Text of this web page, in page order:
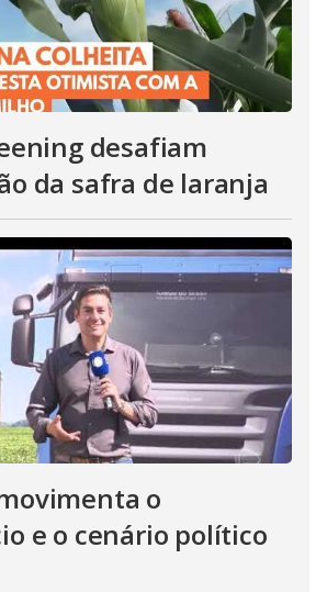
desafiam
da safra de laranja
o
e o cenário político